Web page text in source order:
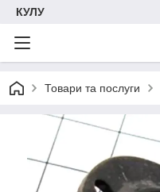
КУЛУ
Товари та послуги